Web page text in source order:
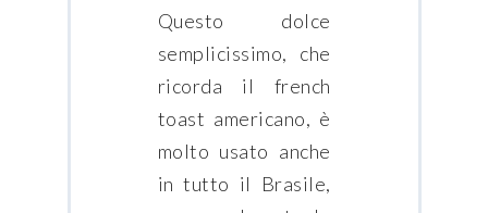
Questo dolce
semplicissimo, che
ricorda il french
toast americano, è
molto usato anche
in tutto il Brasile,